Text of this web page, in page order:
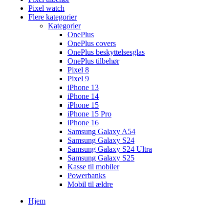
Pixel watch
Flere kategorier
Kategorier
OnePlus
OnePlus covers
OnePlus beskyttelsesglas
OnePlus tilbehør
Pixel 8
Pixel 9
iPhone 13
iPhone 14
iPhone 15
iPhone 15 Pro
iPhone 16
Samsung Galaxy A54
Samsung Galaxy S24
Samsung Galaxy S24 Ultra
Samsung Galaxy S25
Kasse til mobiler
Powerbanks
Mobil til ældre
Hjem